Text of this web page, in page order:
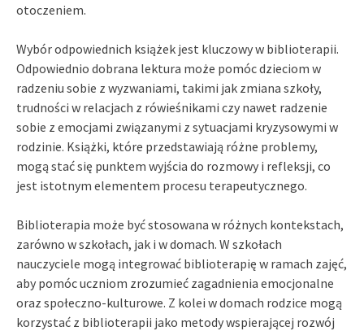
otoczeniem.
Wybór odpowiednich książek jest kluczowy w biblioterapii.
Odpowiednio dobrana lektura może pomóc dzieciom w
radzeniu sobie z wyzwaniami, takimi jak zmiana szkoły,
trudności w relacjach z rówieśnikami czy nawet radzenie
sobie z emocjami związanymi z sytuacjami kryzysowymi w
rodzinie. Książki, które przedstawiają różne problemy,
mogą stać się punktem wyjścia do rozmowy i refleksji, co
jest istotnym elementem procesu terapeutycznego.
Biblioterapia może być stosowana w różnych kontekstach,
zarówno w szkołach, jak i w domach. W szkołach
nauczyciele mogą integrować biblioterapię w ramach zajęć,
aby pomóc uczniom zrozumieć zagadnienia emocjonalne
oraz społeczno-kulturowe. Z kolei w domach rodzice mogą
korzystać z biblioterapii jako metody wspierającej rozwój